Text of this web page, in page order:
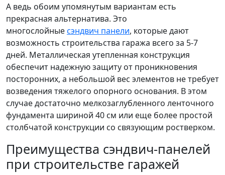
А ведь обоим упомянутым вариантам есть
прекрасная альтернатива. Это
многослойныесэндвич панели, которые дают
возможность строительства гаража всего за 5-7
дней. Металлическая утепленная конструкция
обеспечит надежную защиту от проникновения
посторонних, а небольшой вес элементов не требует
возведения тяжелого опорного основания. В этом
случае достаточно мелкозаглубленного ленточного
фундамента шириной 40 см или еще более простой
столбчатой конструкции со связующим ростверком.
Преимущества сэндвич-панелей
при строительстве гаражей